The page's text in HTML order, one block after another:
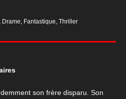
Drame Fantastique Thriller
son frère disparu. Son